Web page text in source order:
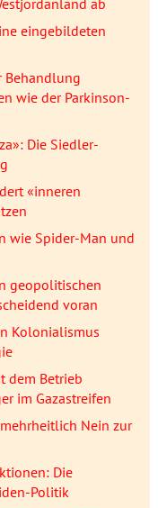
eingebildeten
Behandlung
wie der Parkinson-
Die Siedler-
«inneren
wie Spider-Man und
geopolitischen
voran
Kolonialismus
dem Betrieb
im Gazastreifen
Nein zur
Die
Politik